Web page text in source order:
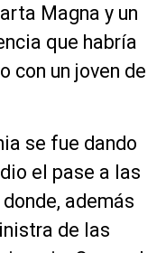
Magna y un
que habría
con un joven de
se fue dando
el pase a las
además
de las